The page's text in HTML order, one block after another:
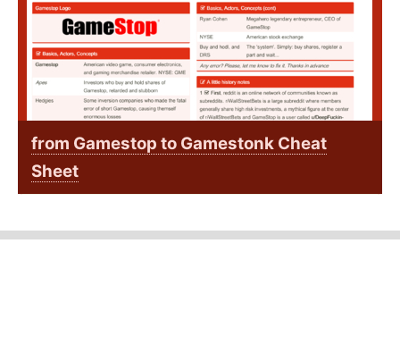
from Gamestop to Gamestonk Cheat
Sheet